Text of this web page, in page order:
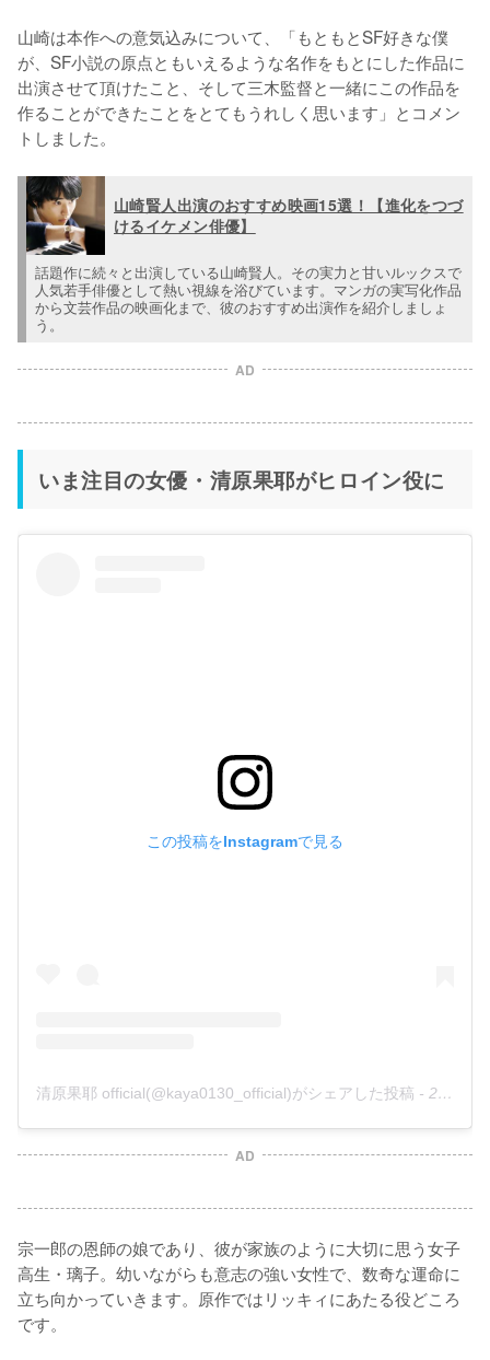
山崎は本作への意気込みについて、「もともとSF好きな僕
が、SF小説の原点ともいえるような名作をもとにした作品に
出演させて頂けたこと、そして三木監督と一緒にこの作品を
作ることができたことをとてもうれしく思います」とコメン
トしました。
山崎賢人出演のおすすめ映画15選！【進化をつづ
けるイケメン俳優】
話題作に続々と出演している山崎賢人。その実力と甘いルックスで
人気若手俳優として熱い視線を浴びています。マンガの実写化作品
から文芸作品の映画化まで、彼のおすすめ出演作を紹介しましょ
う。
AD
いま注目の女優・清原果耶がヒロイン役に
この投稿をInstagramで見る
清原果耶 official(@kaya0130_official)がシェアした投稿 - 2020年 2月月6日午前5時37分PST
AD
宗一郎の恩師の娘であり、彼が家族のように大切に思う女子
高生・璃子。幼いながらも意志の強い女性で、数奇な運命に
立ち向かっていきます。原作ではリッキィにあたる役どころ
です。